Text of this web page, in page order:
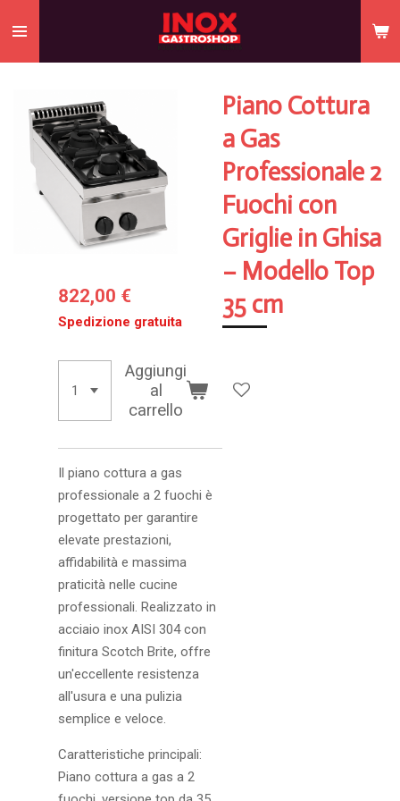
al
contenuto
Piano Cottura
a Gas
Professionale 2
Fuochi con
Griglie in Ghisa
– Modello Top
35 cm
822,00 €
Spedizione gratuita
Aggiungi
al
carrello
Il piano cottura a gas
professionale a 2 fuochi è
progettato per garantire
elevate prestazioni,
affidabilità e massima
praticità nelle cucine
professionali. Realizzato in
acciaio inox AISI 304 con
finitura Scotch Brite, offre
un'eccellente resistenza
all'usura e una pulizia
semplice e veloce.
Caratteristiche principali:
Piano cottura a gas a 2